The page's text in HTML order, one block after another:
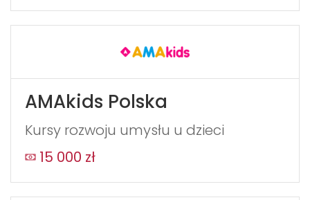
AMAkids Polska
Kursy rozwoju umysłu u dzieci
15 000 zł